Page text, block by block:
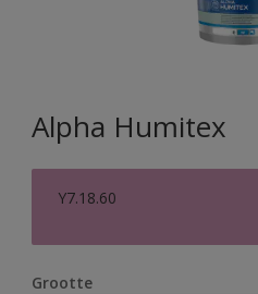
Alpha Humitex
Y7.18.60
Grootte